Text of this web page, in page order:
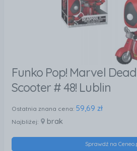
Funko Pop! Marvel
Scooter # 48! Lublin
Ostatnia znana cena: 59,69 zł
Najbliżej: brak
Sprawdź na